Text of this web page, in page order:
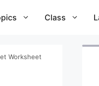
Class
Worksheet